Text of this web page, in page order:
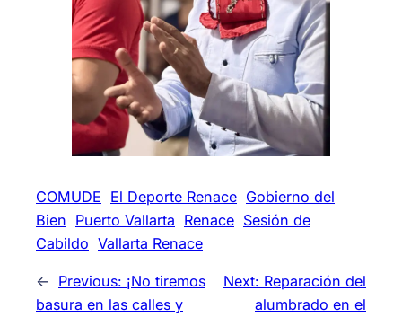
COMUDE El Deporte Renace Gobierno del
Bien Puerto Vallarta Renace Sesión de
Cabildo Vallarta Renace
← Previous: ¡No tiremos
basura en las calles y
Next: Reparación del
alumbrado en el